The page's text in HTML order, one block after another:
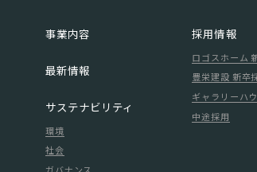
事業内容
最新情報
サステナビリティ
環境
社会
採用情報
ロゴスホーム
豊栄建設 新卒
ギャラリーハ
中途採用